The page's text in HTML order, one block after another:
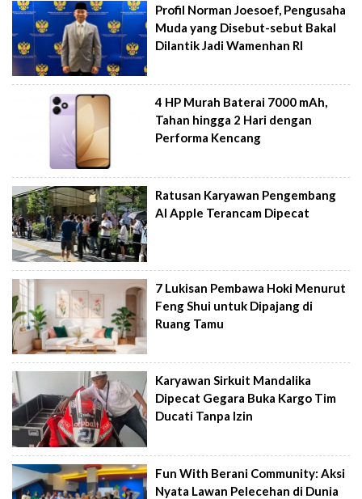
Profil Norman Joesoef, Pengusaha
Muda yang Disebut-sebut Bakal
Dilantik Jadi Wamenhan RI
4 HP Murah Baterai 7000 mAh,
Tahan hingga 2 Hari dengan
Performa Kencang
Ratusan Karyawan Pengembang
AI Apple Terancam Dipecat
7 Lukisan Pembawa Hoki Menurut
Feng Shui untuk Dipajang di
Ruang Tamu
Karyawan Sirkuit Mandalika
Dipecat Gegara Buka Kargo Tim
Ducati Tanpa Izin
Fun With Berani Community: Aksi
Nyata Lawan Pelecehan di Dunia